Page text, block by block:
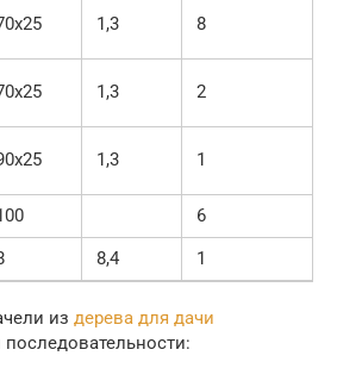
1,3 8
1,3 2
1,3 1
6
8,4 1
из дерева для дачи